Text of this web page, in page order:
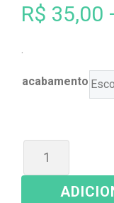
R$ 35,00
acabamento